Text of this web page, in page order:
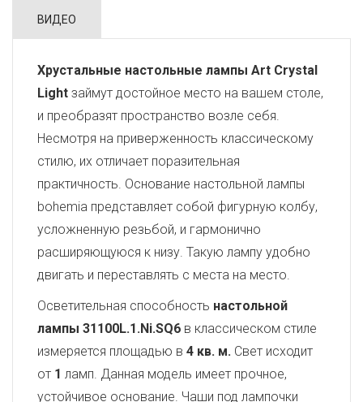
ВИДЕО
Хрустальные настольные лампы Art Crystal
Light займут достойное место на вашем столе,
и преобразят пространство возле себя.
Несмотря на приверженность классическому
стилю, их отличает поразительная
практичность. Основание настольной лампы
bohemia представляет собой фигурную колбу,
усложненную резьбой, и гармонично
расширяющуюся к низу. Такую лампу удобно
двигать и переставлять с места на место.
Осветительная способность настольной
лампы 31100L.1.Ni.SQ6 в классическом стиле
измеряется площадью в 4 кв. м. Свет исходит
от 1 ламп. Данная модель имеет прочное,
устойчивое основание. Чаши под лампочки